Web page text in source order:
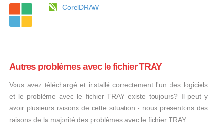
CorelDRAW
Autres problèmes avec le fichier TRAY
Vous avez téléchargé et installé correctement l'un des logiciels
et le problème avec le fichier TRAY existe toujours? Il peut y
avoir plusieurs raisons de cette situation - nous présentons des
raisons de la majorité des problèmes avec le fichier TRAY: